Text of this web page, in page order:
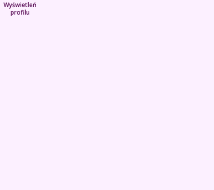
Wyświetleń
profilu